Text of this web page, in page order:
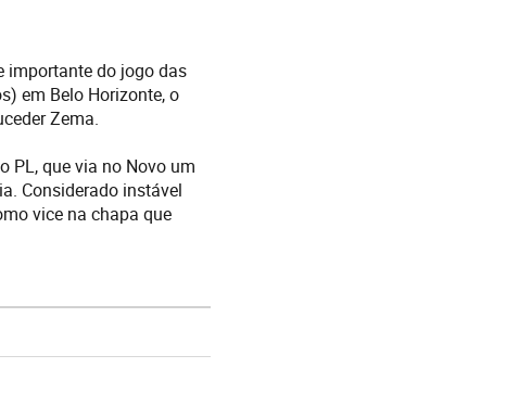
importante do jogo das
em Belo Horizonte, o
Zema.
PL, que via no Novo um
Considerado instável
vice na chapa que